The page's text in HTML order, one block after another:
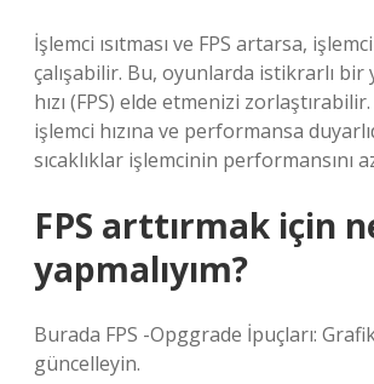
İşlemci ısıtması ve FPS artarsa,
çalışabilir. Bu, oyunlarda istikrarlı bir
hızı (FPS) elde etmenizi
işlemci hızına ve performansa
sıcaklıklar işlemcinin performansını
FPS arttırmak için
yapmalıyım?
Burada FPS -Opggrade İpuçları: Grafik
güncelleyin.